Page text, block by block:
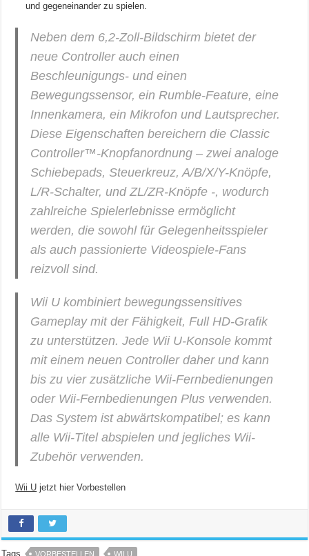
und gegeneinander zu spielen.
Neben dem 6,2-Zoll-Bildschirm bietet der
neue Controller auch einen
Beschleunigungs- und einen
Bewegungssensor, ein Rumble-Feature, eine
Innenkamera, ein Mikrofon und Lautsprecher.
Diese Eigenschaften bereichern die Classic
Controller™-Knopfanordnung – zwei analoge
Schiebepads, Steuerkreuz, A/B/X/Y-Knöpfe,
L/R-Schalter, und ZL/ZR-Knöpfe -, wodurch
zahlreiche Spielerlebnisse ermöglicht
werden, die sowohl für Gelegenheitsspieler
als auch passionierte Videospiele-Fans
reizvoll sind.
Wii U kombiniert bewegungssensitives
Gameplay mit der Fähigkeit, Full HD-Grafik
zu unterstützen. Jede Wii U-Konsole kommt
mit einem neuen Controller daher und kann
bis zu vier zusätzliche Wii-Fernbedienungen
oder Wii-Fernbedienungen Plus verwenden.
Das System ist abwärtskompatibel; es kann
alle Wii-Titel abspielen und jegliches Wii-
Zubehör verwenden.
Wii U jetzt hier Vorbestellen
Tags VORBESTELLEN WII U